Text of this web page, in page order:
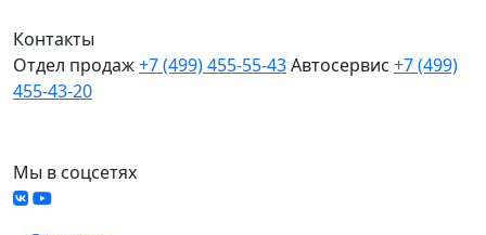
Контакты
Отдел продаж+7 (499) 455-55-43Автосервис +7 (499)
455-43-20
Мы в соцсетях